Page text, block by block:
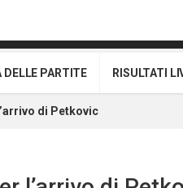
DELLE PARTITE RISULTATI
di Petkovic